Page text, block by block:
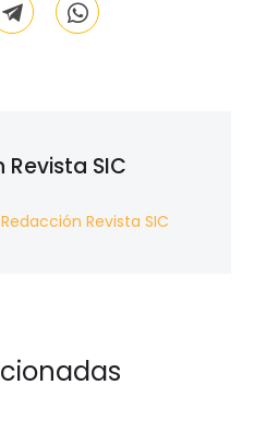
SIC
Revista SIC